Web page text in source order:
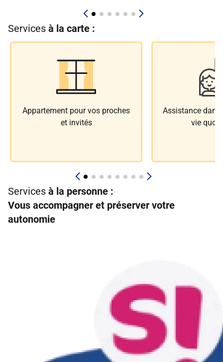
Services à la carte :
Appartement pour vos proches
et invités
Assistance dans
vie
Services à la personne :
Vous accompagner et préserver votre
autonomie